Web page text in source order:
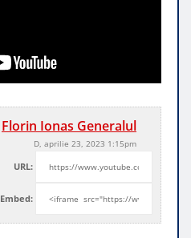
Florin Ionas Generalul
D, aprilie 23, 2023 1:15pm
URL:
Embed: